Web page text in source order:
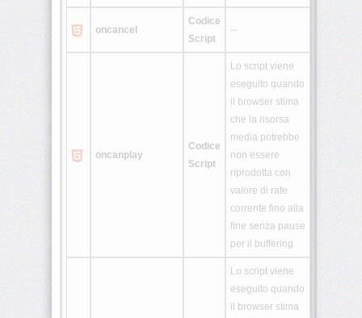
<nav>
oncancel
Codice
Script
--
oncanplay
Codice
Script
Lo script viene
eseguito quando
il browser stima
che la risorsa
media potrebbe
non essere
riprodotta con
valore di rate
corrente fino alla
fine senza pause
per il buffering
Lo script viene
eseguito quando
il browser stima